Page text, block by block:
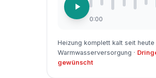
0:00
Heizung komplett kalt seit heute
Warmwasserversorgung ·
gewünscht